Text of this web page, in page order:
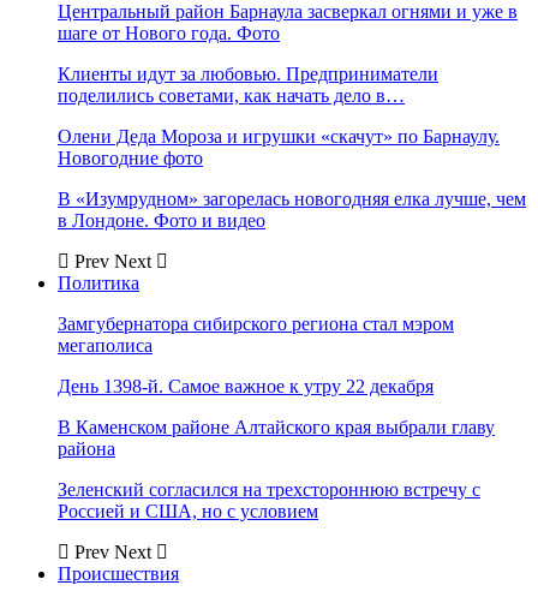
Центральный район Барнаула засверкал огнями и уже в
шаге от Нового года. Фото
Клиенты идут за любовью. Предприниматели
поделились советами, как начать дело в…
Олени Деда Мороза и игрушки «скачут» по Барнаулу.
Новогодние фото
В «Изумрудном» загорелась новогодняя елка лучше, чем
в Лондоне. Фото и видео
Prev Next
Политика
Замгубернатора сибирского региона стал мэром
мегаполиса
День 1398-й. Самое важное к утру 22 декабря
В Каменском районе Алтайского края выбрали главу
района
Зеленский согласился на трехстороннюю встречу с
Россией и США, но с условием
Prev Next
Происшествия